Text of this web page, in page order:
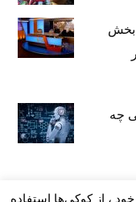
بخش
چه
خود ، از کوکی‌ها استفاده